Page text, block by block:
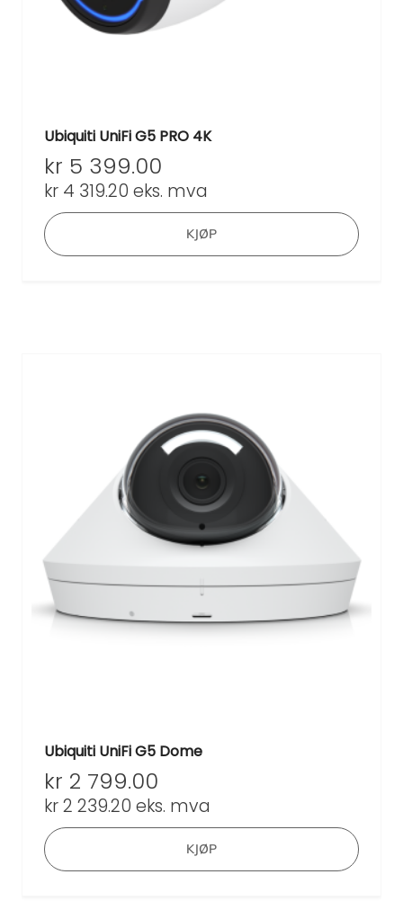
Ubiquiti UniFi G5 PRO 4K
kr 5 399.00
kr 4 319.20 eks. mva
KJØP
Ubiquiti UniFi G5 Dome
kr 2 799.00
kr2 239.20 eks. mva
KJØP